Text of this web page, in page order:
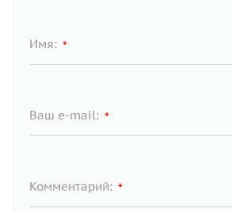
Имя: *
Ваш e-mail: *
Комментарий: *